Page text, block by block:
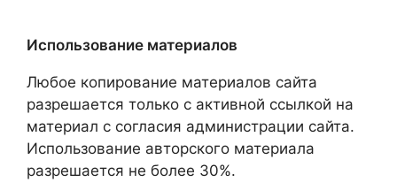
Использование материалов
Любое копирование материалов сайта
разрешается только с активной ссылкой на
материал с согласия администрации сайта.
Использование авторского материала
разрешается не более 30%.